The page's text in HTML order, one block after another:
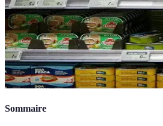
Sommaire